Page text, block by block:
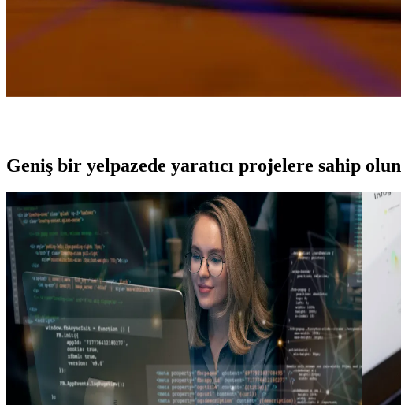
Geniş bir yelpazede yaratıcı projelere sahip olun